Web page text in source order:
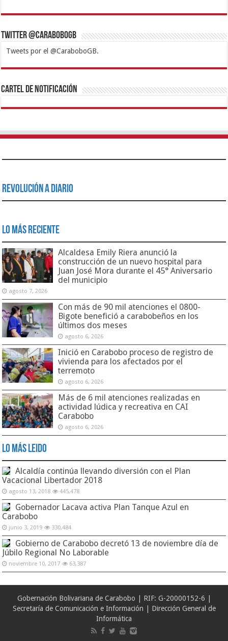
Twitter @CaraboboGB
Tweets por el @CaraboboGB.
1xbetBetturkeyBetistKralbetSupertotobetTipobetMatadorbetMariobet
https://mvbcasino.com/
Cartel de Notificación
Revolución a Diario
Lo Más Reciente
Alcaldesa Emily Riera anunció la
construcción de un nuevo hospital para
Juan José Mora durante el 45° Aniversario
del municipio
agosto 7, 2026
Con más de 90 mil atenciones el 0800-
Bigote benefició a carabobeños en los
últimos dos meses
agosto 6, 2026
Inició en Carabobo proceso de registro de
vivienda para los afectados por el
terremoto
agosto 6, 2026
Más de 6 mil atenciones realizadas en
actividad lúdica y recreativa en CAI
Carabobo
agosto 6, 2026
Lo Más Leido
Alcaldía continúa llevando diversión con el Plan
Vacacional Libertador 2018
agosto 13, 2018 445,478
Gobernador Lacava activa Plan Tanque Azul en
Carabobo
junio 3, 2019 330,484
Gobierno de Carabobo decretó 13 de noviembre día de
Júbilo Regional No Laborable
noviembre 10, 2017 63,387
Gobernación Bolivariana de Carabobo | RIF: G-20000152-6 |
Secretaría de Comunicación e Información | Dirección General de
Informática